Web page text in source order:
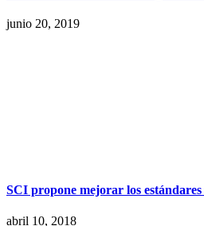
junio 20, 2019
SCI propone mejorar los
abril 10, 2018